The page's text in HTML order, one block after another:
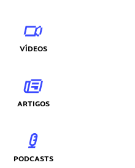
VÍDEOS
ARTIGOS
PODCASTS